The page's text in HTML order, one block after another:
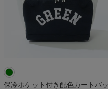
保冷ポケット付き配色カートバッ